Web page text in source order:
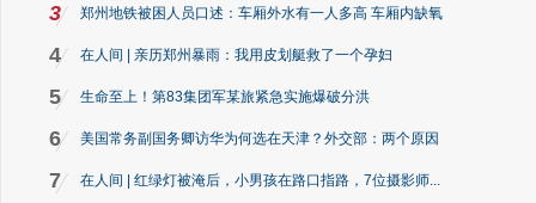
3 郑州地铁被困人员口述：车厢外水有一人多高 车厢内缺氧
4 在人间 | 亲历郑州暴雨：我用皮划艇救了一个孕妇
5 生命至上！第83集团军某旅紧急实施爆破分洪
6 美国常务副国务卿访华为何选在天津？外交部：两个原因
7 在人间 | 红绿灯被淹后，小男孩在路口指路，7位摄影师...